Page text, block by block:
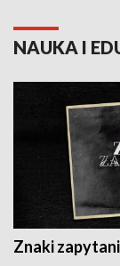
NAUKA I
Znaki